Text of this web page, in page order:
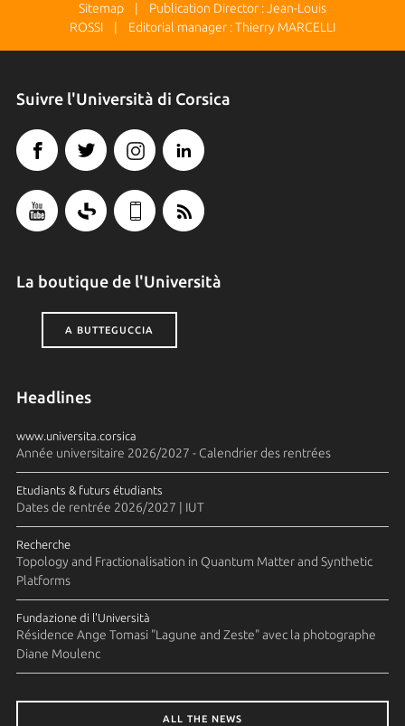
Sitemap | Publication Director : Jean-Louis
ROSSI | Editorial manager : Thierry MARCELLI
Suivre l'Università di Corsica
La boutique de l'Università
A BUTTEGUCCIA
Headlines
www.universita.corsica
Année universitaire 2026/2027 - Calendrier des rentrées
Etudiants & futurs étudiants
Dates de rentrée 2026/2027 | IUT
Recherche
Topology and Fractionalisation in Quantum Matter and Synthetic
Platforms
Fundazione di l'Università
Résidence Ange Tomasi "Lagune and Zeste" avec la photographe
Diane Moulenc
ALL THE NEWS